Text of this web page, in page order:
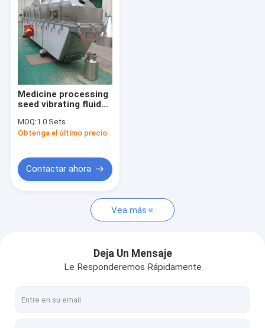
Medicine processing
seed vibrating fluid
drying machine fluid
bed drying machine,
MOQ:1.0 Sets
Obtenga el último precio
Contactar ahora
Vea más
Deja Un Mensaje
Le Responderemos Rápidamente